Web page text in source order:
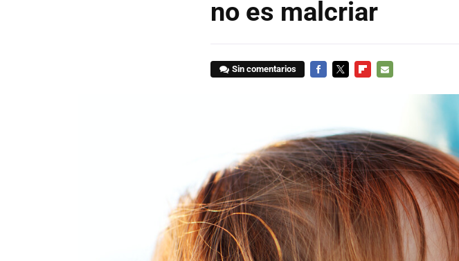
no es malcriar
Sin comentarios